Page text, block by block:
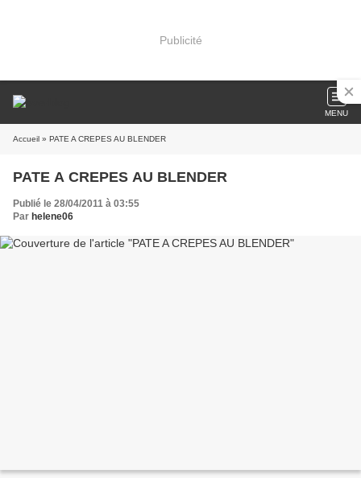
Publicité
MENU
Accueil » PATE A CREPES AU BLENDER
PATE A CREPES AU BLENDER
Publié le 28/04/2011 à 03:55
Par helene06